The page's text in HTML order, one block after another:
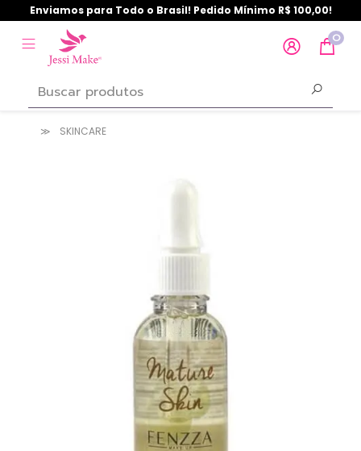
Enviamos para Todo o Brasil! Pedido Mínimo R$ 100,00!
0
SKINCARE